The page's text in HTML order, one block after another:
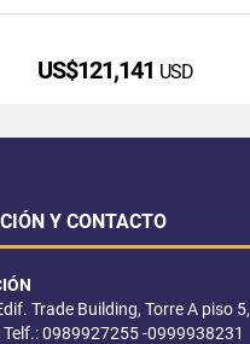
US$121,141 USD
Y CONTACTO
Trade Building, Torre A piso 5,
0989927255 -0999938231